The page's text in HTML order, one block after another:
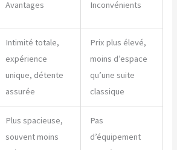
Avantages Inconvénients
Intimité totale,
expérience
unique, détente
assurée
Prix plus élevé,
moins d’espace
qu’une suite
classique
Plus spacieuse,
souvent moins
Pas
d’équipement